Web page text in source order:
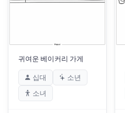
귀여운 베이커리 가게
십대
소년
소녀